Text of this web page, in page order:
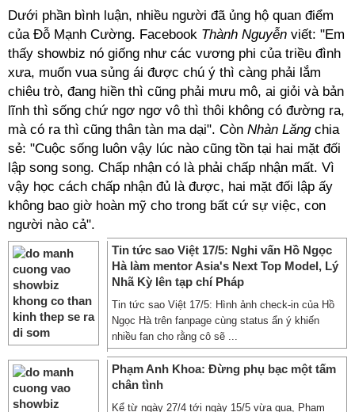
Dưới phần bình luận, nhiều người đã ủng hộ quan điểm
của Đỗ Mạnh Cường. Facebook Thành Nguyễn viết: "Em
thấy showbiz nó giống như các vương phi của triều đình
xưa, muốn vua sủng ái được chú ý thì càng phải lắm
chiêu trò, đang hiền thì cũng phải mưu mô, ai giỏi và bản
lĩnh thì sống chứ ngơ ngơ vô thì thôi không có đường ra,
mà có ra thì cũng thân tàn ma dại". Còn Nhàn Lăngchia
sẻ: "Cuộc sống luôn vậy lúc nào cũng tồn tại hai mặt đối
lập song song. Chấp nhận có là phải chấp nhận mất. Vì
vậy học cách chấp nhận đủ là được, hai mặt đối lập ấy
không bao giờ hoàn mỹ cho trong bất cứ sự việc, con
người nào cả".
Tin tức sao Việt 17/5: Nghi vấn Hồ Ngọc
Hà làm mentor Asia's Next Top Model, Lý
Nhã Kỳ lên tạp chí Pháp
Tin tức sao Việt 17/5: Hình ảnh check-in của Hồ
Ngọc Hà trên fanpage cùng status ẩn ý khiến
nhiều fan cho rằng cô sẽ ...
Phạm Anh Khoa: Đừng phụ bạc một tấm
chân tình
Kể từ ngày 27/4 tới ngày 15/5 vừa qua, Phạm